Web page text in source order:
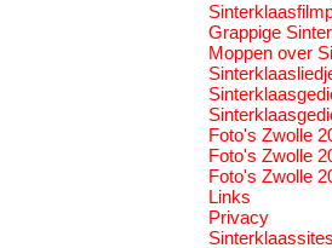
Grappige
Moppen over
Foto's Zwolle
Foto's Zwolle
Foto's Zwolle
Links
Privacy
Sinterklaassites